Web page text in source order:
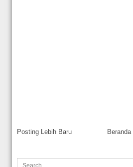
Posting Lebih Baru Beranda